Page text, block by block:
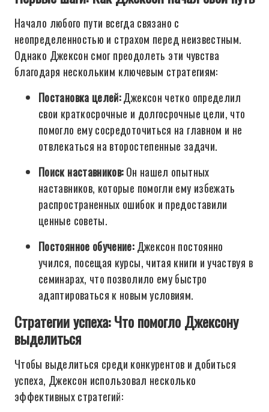
Начало любого пути всегда связано с
неопределенностью и страхом перед неизвестным.
Однако Джексон смог преодолеть эти чувства
благодаря нескольким ключевым стратегиям:
Постановка целей:Джексон четко определил
свои краткосрочные и долгосрочные цели, что
помогло ему сосредоточиться на главном и не
отвлекаться на второстепенные задачи.
Поиск наставников:Он нашел опытных
наставников, которые помогли ему избежать
распространенных ошибок и предоставили
ценные советы.
Постоянное обучение:Джексон постоянно
учился, посещая курсы, читая книги и участвуя в
семинарах, что позволило ему быстро
адаптироваться к новым условиям.
Стратегии успеха: Что помогло Джексону
выделиться
Чтобы выделиться среди конкурентов и добиться
успеха, Джексон использовал несколько
эффективных стратегий: